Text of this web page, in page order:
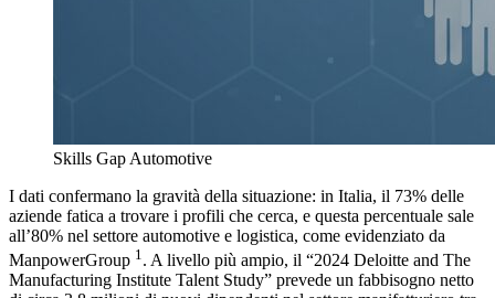
Skills Gap Automotive
I dati confermano la gravità della situazione: in Italia, il 73% delle
aziende fatica a trovare i profili che cerca, e questa percentuale sale
all’80% nel settore automotive e logistica, come evidenziato da
ManpowerGroup 1 . A livello più ampio, il “2024 Deloitte and The
Manufacturing Institute Talent Study” prevede un fabbisogno netto